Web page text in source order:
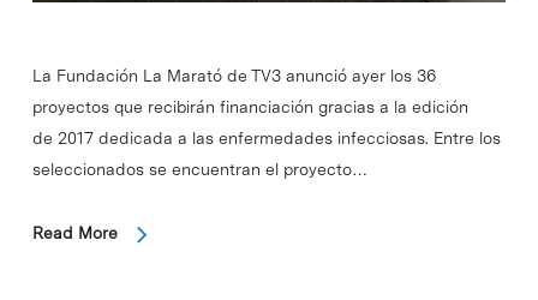
La Fundación La Marató de TV3 anunció ayer los 36
proyectos que recibirán financiación gracias a la edición
de 2017 dedicada a las enfermedades infecciosas. Entre los
seleccionados se encuentran el proyecto…
Read More